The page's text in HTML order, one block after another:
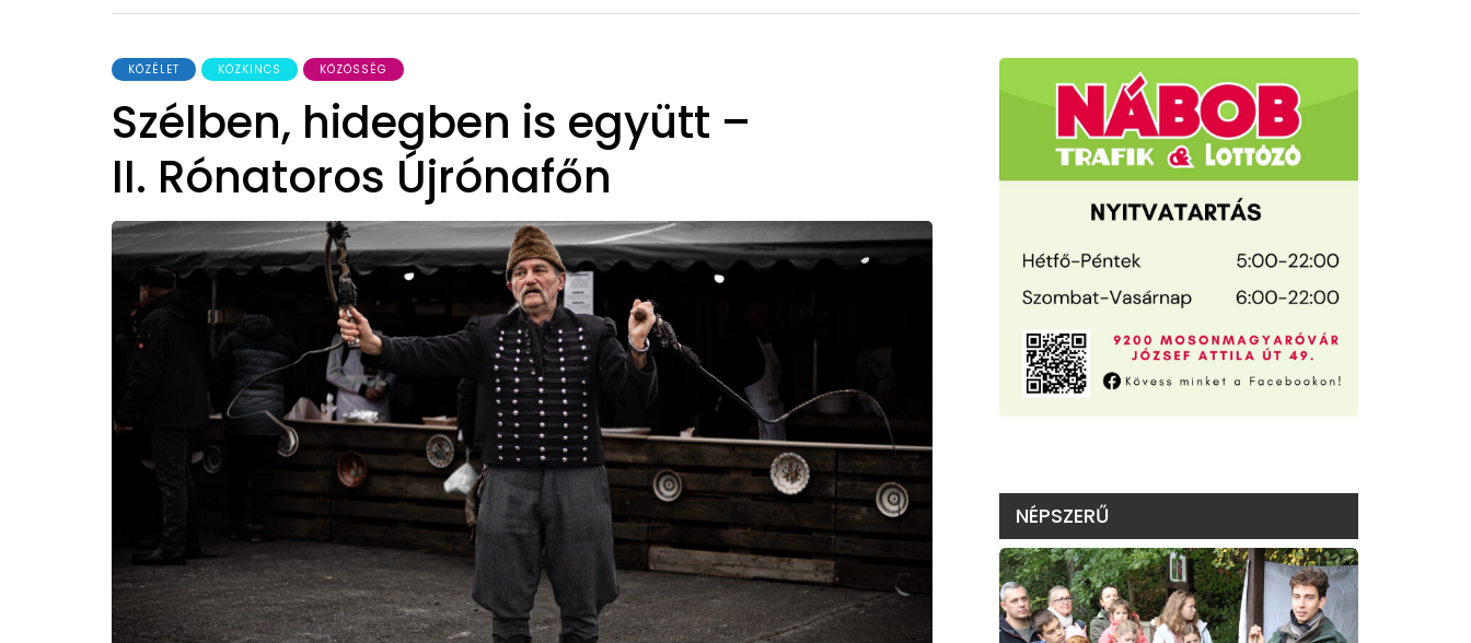
KÖZÉLET KÖZKINCS KÖZÖSSÉG
Szélben, hidegben is együtt –
II. Rónatoros Újrónafőn
NÉPSZERŰ